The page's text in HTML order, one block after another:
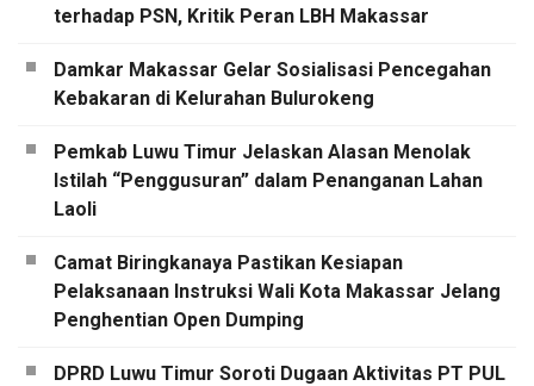
terhadap PSN, Kritik Peran LBH Makassar
Damkar Makassar Gelar Sosialisasi Pencegahan
Kebakaran di Kelurahan Bulurokeng
Pemkab Luwu Timur Jelaskan Alasan Menolak
Istilah “Penggusuran” dalam Penanganan Lahan
Laoli
Camat Biringkanaya Pastikan Kesiapan
Pelaksanaan Instruksi Wali Kota Makassar Jelang
Penghentian Open Dumping
DPRD Luwu Timur Soroti Dugaan Aktivitas PT PUL